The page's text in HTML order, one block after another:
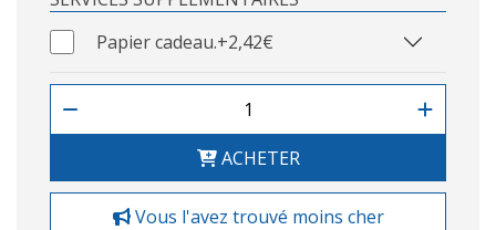
Papier cadeau.+2,42€
ACHETER
Vous l'avez trouvé moins cher